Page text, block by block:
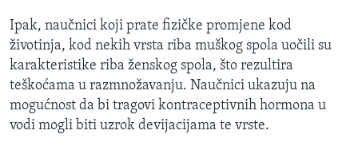
Ipak, naučnici koji prate fizičke promjene kod
životinja, kod nekih vrsta riba muškog spola uočili su
karakteristike riba ženskog spola, što rezultira
teškoćama u razmnožavanju. Naučnici ukazuju na
mogućnost da bi tragovi kontraceptivnih hormona u
vodi mogli biti uzrok devijacijama te vrste.